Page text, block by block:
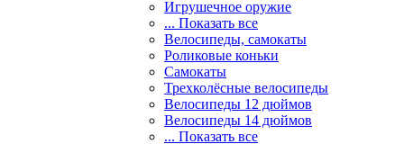
Игрушечное оружие
... Показать все
Велосипеды, самокаты
Роликовые коньки
Самокаты
Трехколёсные велосипеды
Велосипеды 12 дюймов
Велосипеды 14 дюймов
... Показать все